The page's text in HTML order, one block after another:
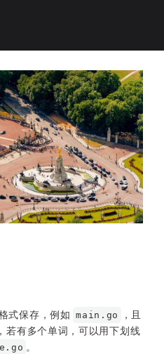
式保存，例如 main.go
，且
若有多个单词，可以用下划线
。